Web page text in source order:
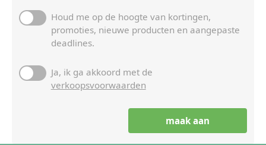
Houd me op de hoogte van kortingen,
promoties, nieuwe producten en aangepaste
deadlines.
Ja, ik ga akkoord met de
verkoopsvoorwaarden